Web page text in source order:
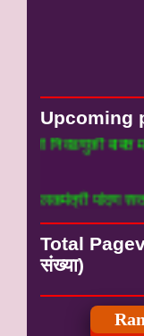
Upcoming
बाबत माहिती #
पांदण रस्ता योजना
Total
संख्या)